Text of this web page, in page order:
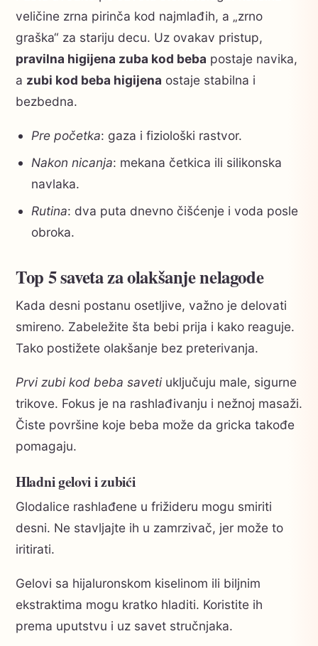
veličine zrna pirinča kod najmlađih, a „zrno
graška“ za stariju decu. Uz ovakav pristup,
pravilna higijena zuba kod beba postaje navika,
a zubi kod beba higijena ostaje stabilna i
bezbedna.
Pre početka: gaza i fiziološki rastvor.
Nakon nicanja: mekana četkica ili silikonska
navlaka.
Rutina: dva puta dnevno čišćenje i voda posle
obroka.
Top 5 saveta za olakšanje nelagode
Kada desni postanu osetljive, važno je delovati
smireno. Zabeležite šta bebi prija i kako reaguje.
Tako postižete olakšanje bez preterivanja.
Prvi zubi kod beba saveti uključuju male, sigurne
trikove. Fokus je na rashlađivanju i nežnoj masaži.
Čiste površine koje beba može da gricka takođe
pomagaju.
Hladni gelovi i zubići
Glodalice rashlađene u frižideru mogu smiriti
desni. Ne stavljajte ih u zamrzivač, jer može to
iritirati.
Gelovi sa hijaluronskom kiselinom ili biljnim
ekstraktima mogu kratko hladiti. Koristite ih
prema uputstvu i uz savet stručnjaka.